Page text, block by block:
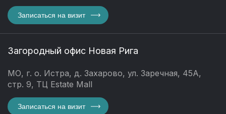
Записаться на визит
Загородный офис Новая Рига
МО, г. о. Истра, д. Захарово, ул. Заречная, 45А,
стр. 9, ТЦ Estate Mall
Записаться на визит